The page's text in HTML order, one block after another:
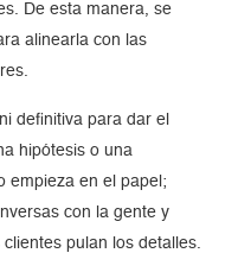
De esta manera, se
alinearla con las
definitiva para dar el
hipótesis o una
empieza en el papel;
con la gente y
pulan los detalles.